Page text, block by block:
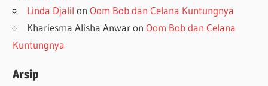
Linda Djalil onOom Bob dan Celana Kuntungnya
Khariesma Alisha AnwaronOom Bob dan Celana
Kuntungnya
Arsip